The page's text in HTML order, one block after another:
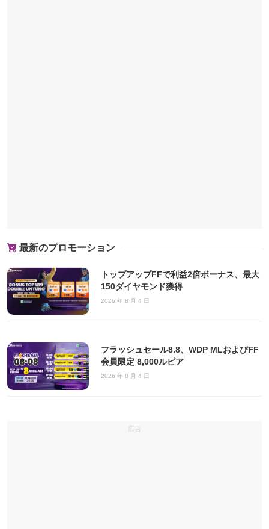
最新のプロモーション
トップアップFFで利益2倍ボーナス、最大
150ダイヤモンド獲得
2026 年 8 月 4 日
フラッシュセール8.8、WDP MLおよびFF
会員限定 8,000ルピア
2026 年 8 月 4 日
広告